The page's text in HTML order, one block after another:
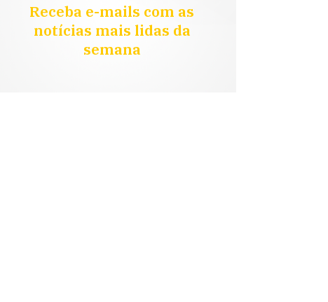
Receba e-mails com as
notícias mais lidas da
semana